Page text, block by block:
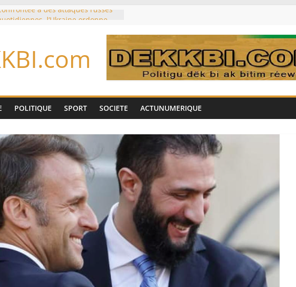
à des attaques russes
relance la coopération
contre le narcotrafic
alors que Paul Biya est hors
pays
explosif à Leipzig: une
puissances étrangères», selon
Des erreurs ont été commises »
POLITIQUE SPORT SOCIETE ACTUNUMERIQUE